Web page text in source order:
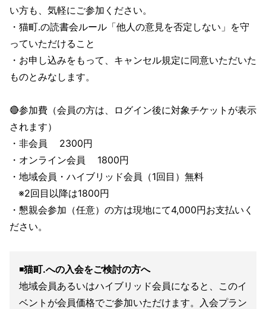
い方も、気軽にご参加ください。
・猫町.の読書会ルール「他人の意見を否定しない」を守
っていただけること
・お申し込みをもって、キャンセル規定に同意いただいた
ものとみなします。
🔴参加費（会員の方は、ログイン後に対象チケットが表示
されます）
・非会員 2300円
・オンライン会員 1800円
・地域会員・ハイブリッド会員（1回目）無料
※2回目以降は1800円
・懇親会参加（任意）の方は現地にて4,000円お支払いく
ださい。
◾️猫町.への入会をご検討の方へ
地域会員あるいはハイブリッド会員になると、このイ
ベントが会員価格でご参加いただけます。入会プラン